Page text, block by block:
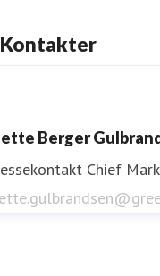
Kontakter
Berger
Chief